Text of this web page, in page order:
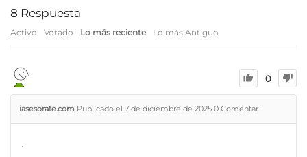
8 Respuesta
Activo Votado Lo más reciente Lo más Antiguo
0
iasesorate.com Publicado el 7 de diciembre de 2025 0 Comentar
.